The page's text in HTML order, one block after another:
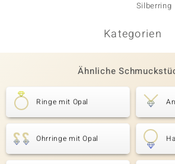
Silberring
Kategorien
Ähnliche
Ringe mit Opal
Ohrringe mit Opal